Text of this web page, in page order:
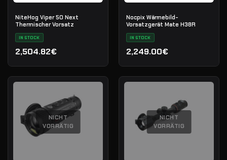
NiteHog Viper 50 Next
Thermischer Vorsatz
IN STOCK
2,504.82€
Nocpix Wärmebild-
Vorsatzgerät Mate H38R
IN STOCK
2,249.00€
NICHT
VORRÄTIG
NICHT
VORRÄTIG